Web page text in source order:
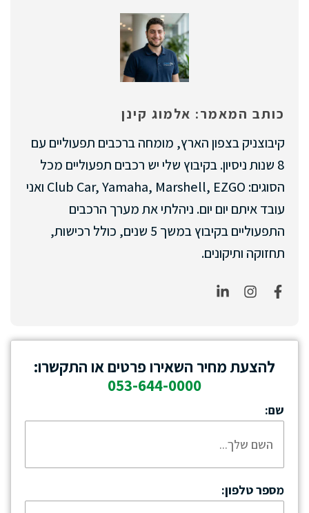
כותב המאמר: אלמוג קינן
קיבוצניק בצפון הארץ, מומחה ברכבים תפעוליים עם
8 שנות ניסיון. בקיבוץ שלי יש רכבים תפעוליים מכל
הסוגים: Club Car, Yamaha, Marshell, EZGO ואני
עובד איתם יום יום. ניהלתי את מערך הרכבים
התפעוליים בקיבוץ במשך 5 שנים, כולל רכישות,
תחזוקה ותיקונים.
להצעת מחיר השאירו פרטים או התקשרו:
053-644-0000
שם:
מספר טלפון: